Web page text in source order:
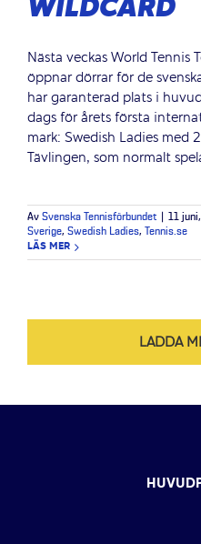
WILDCARD
Nästa veckas World
öppnar dörrar för de
har garanterad plats i
dags för årets första
mark: Swedish Ladies med
Tävlingen, som normalt
Av Svenska Tennisförbundet 11
Sverige, Swedish Ladies, Tennis.se
LÄS MER
LADDA